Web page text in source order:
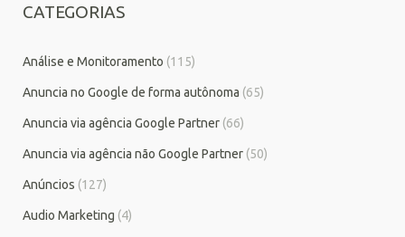
CATEGORIAS
Análise e Monitoramento (115)
Anuncia no Google de forma autônoma (65)
Anuncia via agência Google Partner (66)
Anuncia via agência não Google Partner (50)
Anúncios (127)
Audio Marketing (4)